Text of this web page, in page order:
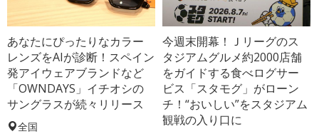
あなたにぴったりなカラー
レンズをAIが診断！スペイン
発アイウェアブランドなど
「OWNDAYS」イチオシの
サングラスが続々リリース
全国
今週末開幕！Ｊリーグのス
タジアムグルメ約2000店舗
をガイドする食べログサー
ビス「スタモグ」がローン
チ！“おいしい”をスタジアム
観戦の入り口に